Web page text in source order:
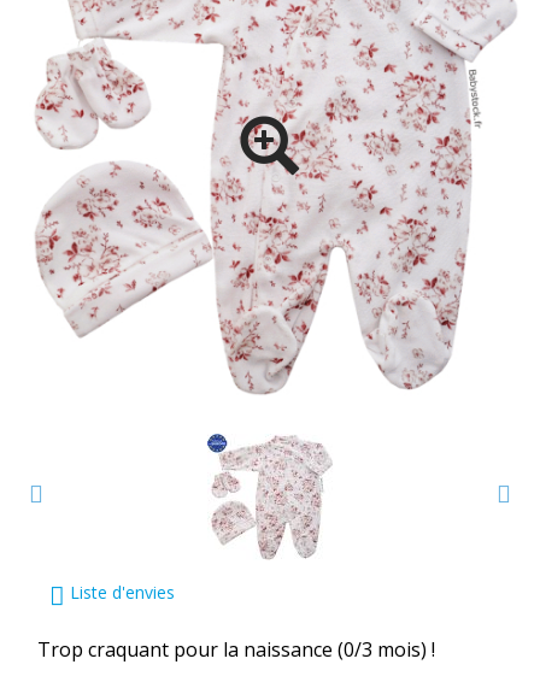
Liste d'envies
Trop craquant pour la naissance (0/3 mois) !